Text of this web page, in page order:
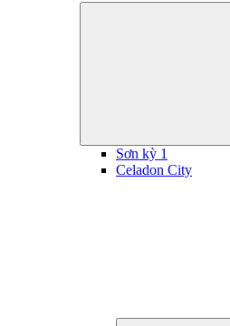
Sơn kỳ 1
Celadon City